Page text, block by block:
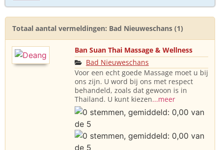
Totaal aantal vermeldingen: Bad Nieuweschans (1)
Ban Suan Thai Massage & Wellness
Bad Nieuweschans
Voor een echt goede Massage moet u bij
ons zijn. U word bij ons met respect
behandeld, zoals dat gewoon is in
Thailand. U kunt kiezen...meer